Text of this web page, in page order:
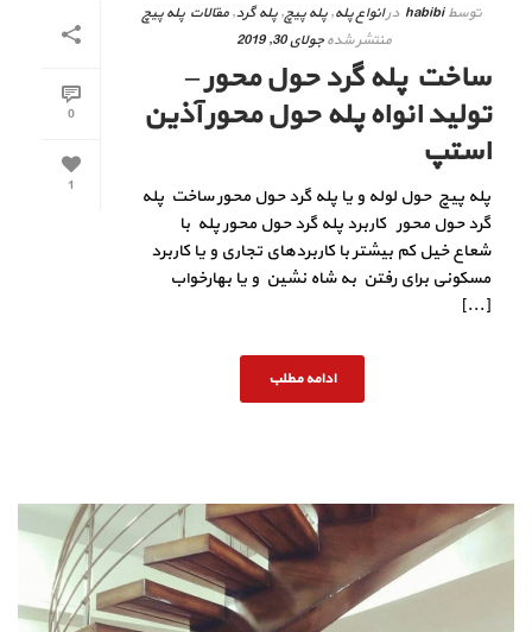
0
1
توسط habibi درانواع پله,پله پیچ,پله گرد,مقالات پله پیچ
منتشر شده جولای 30, 2019
ساخت پله گرد حول محور –
تولید انواه پله حول محور آذین
استپ
پله پیچ حول لوله و یا پله گرد حول محور ساخت پله
گرد حول محور کاربرد پله گرد حول محور پله با
شعاع خیل کم بیشتر با کاربردهای تجاری و یا کاربرد
مسکونی برای رفتن به شاه نشین و یا بهارخواب
[...]
ادامه مطلب